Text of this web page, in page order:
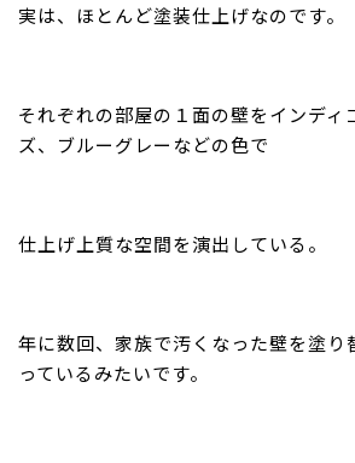
実は、ほとんど塗装仕上げなのです。
それぞれの部屋の１面の壁をインディ
ズ、ブルーグレーなどの色で
仕上げ上質な空間を演出している。
年に数回、家族で汚くなった壁を塗り
っているみたいです。